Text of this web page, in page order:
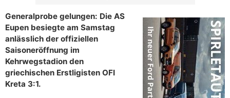
Generalprobe gelungen: Die AS
Eupen besiegte am Samstag
anlässlich der offiziellen
Saisoneröffnung im
Kehrwegstadion den
griechischen Erstligisten OFI
Kreta 3:1.